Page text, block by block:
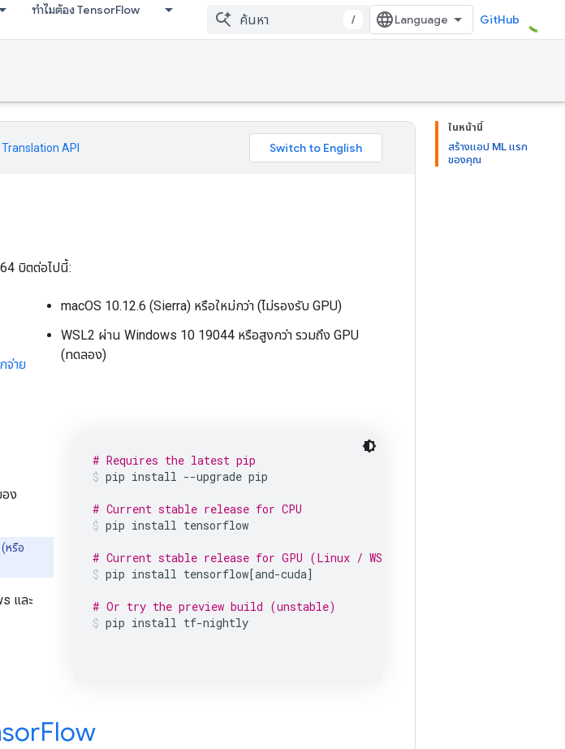
ทำไมต้อง TensorFlow
/ GitHub
ในหน้านี้
สร้างแอป ML แรก
ของคุณ
API
บิตต่อไปนี้:
จ่าย
macOS 10.12.6 (Sierra) หรือใหม่กว่า (ไม่รองรับ GPU)
WSL2 ผ่าน Windows 10 19044 หรือสูงกว่า รวมถึง GPU
(ทดลอง)
# Requires the latest pip
pip install --upgrade pip
# Current stable release for CPU
pip install tensorflow
# Current stable release for GPU (Linux / WSL2)
pip install tensorflow[and-cuda]
# Or try the preview build (unstable)
pip install tf-nightly
ง
หรือ
และ
Flow